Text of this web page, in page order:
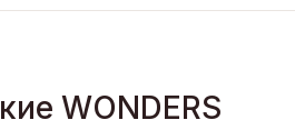
WONDERS